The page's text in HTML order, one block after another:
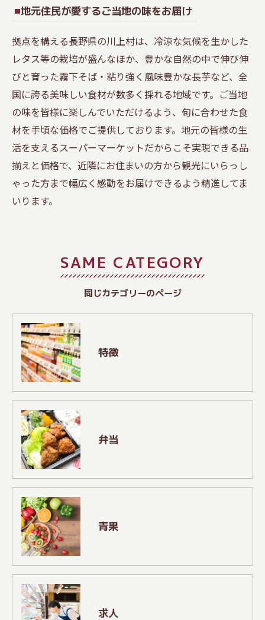
地元住民が愛するご当地の味をお届け
拠点を構える長野県の川上村は、冷涼な気候を生かした
レタス等の栽培が盛んなほか、豊かな自然の中で伸び伸
びと育った霧下そば・粘り強く風味豊かな長芋など、全
国に誇る美味しい食材が数多く採れる地域です。ご当地
の味を皆様に楽しんでいただけるよう、旬に合わせた食
材を手頃な価格でご提供しております。地元の皆様の生
活を支えるスーパーマーケットだからこそ実現できる品
揃えと価格で、近隣にお住まいの方から観光にいらっし
ゃった方まで幅広く感動をお届けできるよう精進してま
いります。
同じカテゴリーのページ
SAME CATEGORY
特徴
弁当
青果
求人